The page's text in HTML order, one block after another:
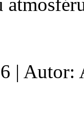
| Autor: